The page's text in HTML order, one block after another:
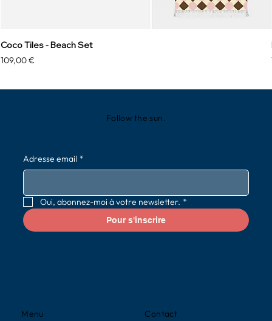
Coco Tiles - Beach Set
Prix
109,00 €
Contact
Menu
Follow the sun.
Adresse email *
Oui, abonnez-moi à votre newsletter. *
Pour s'inscrire